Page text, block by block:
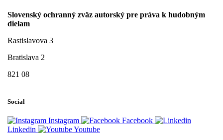
Slovenský ochranný zväz autorský pre práva k hudobným
dielam
Rastislavova 3
Bratislava 2
821 08
Social
Instagram
Facebook
Linkedin
Youtube